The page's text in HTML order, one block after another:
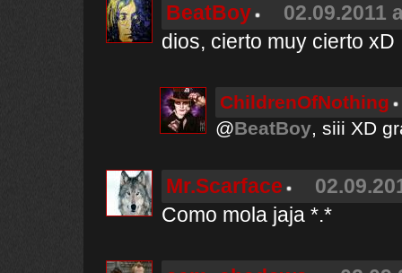
BeatBoy
02.09.2011
dios, cierto muy cierto xD
ChildrenOfNothing
@BeatBoy, siii XD
Mr.Scarface
Como mola jaja *.*